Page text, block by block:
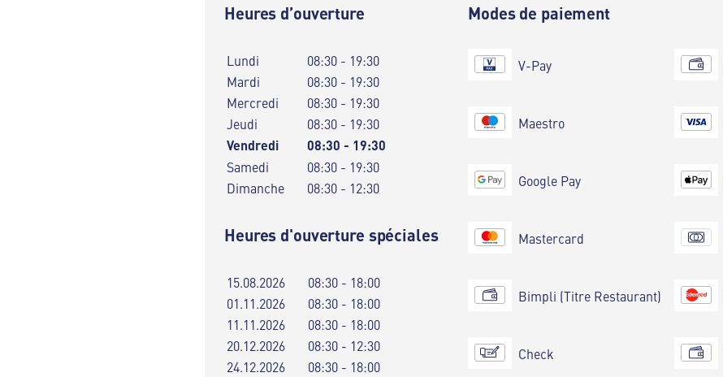
Heures d’ouverture
Lundi
08:30 - 19:30
Mardi
08:30 - 19:30
Mercredi
08:30 - 19:30
Jeudi
08:30 - 19:30
Vendredi 08:30 - 19:30
Samedi
08:30 - 19:30
Dimanche
08:30 - 12:30
Heures d'ouverture spéciales
15.08.2026
08:30 - 18:00
01.11.2026
08:30 - 18:00
11.11.2026
08:30 - 18:00
20.12.2026
08:30 - 12:30
24.12.2026
08:30 - 18:00
Modes de paiement
V-Pay
Maestro
Google Pay
Mastercard
Bimpli (Titre Restaurant)
Check